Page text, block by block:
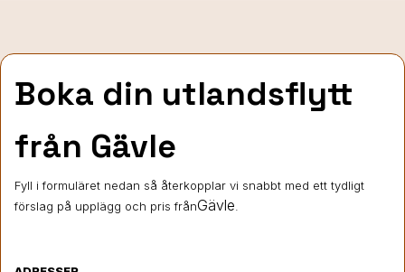
Boka din utlandsflytt
från Gävle
Fyll i formuläret nedan så återkopplar vi snabbt med ett tydligt
förslag på upplägg och pris frånGävle